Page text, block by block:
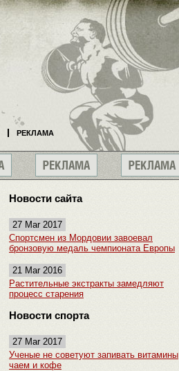
Новости сайта
27 Mar 2017
Спортсмен из Мордовии завоевал
бронзовую медаль чемпионата Европы
21 Mar 2016
Растительные экстракты замедляют
процесс старения
Новости спорта
27 Mar 2017
Ученые не советуют запивать витамины
чаем и кофе
РЕКЛАМА